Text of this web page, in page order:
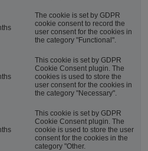
The cookie is set by GDPR
cookie consent to record the
user consent for the cookies in
the category "Functional".
This cookie is set by GDPR
Cookie Consent plugin. The
cookies is used to store the
user consent for the cookies in
the category "Necessary".
This cookie is set by GDPR
Cookie Consent plugin. The
cookie is used to store the user
consent for the cookies in the
category "Other.